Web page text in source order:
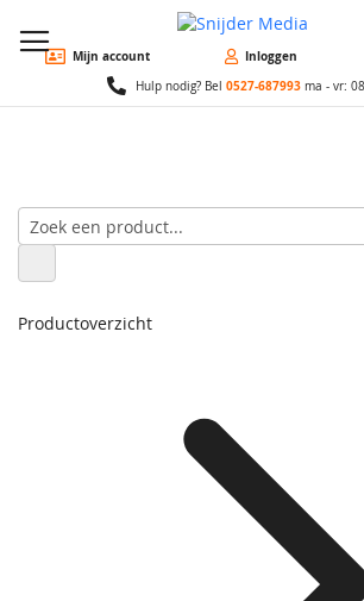
Mijn account Inloggen
Hulp nodig? Bel 0527-687993 ma - vr:
Productoverzicht